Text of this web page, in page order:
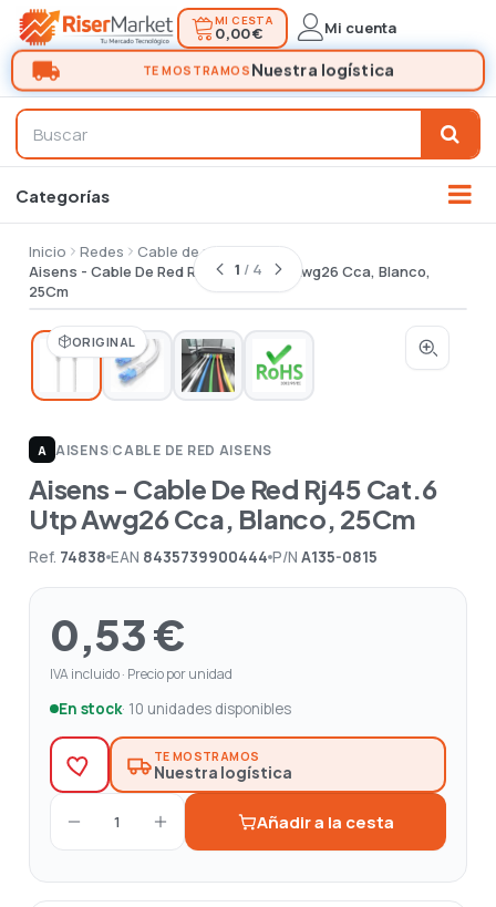
MI CESTA
0,00 € Mi cuenta
Inicio Redes
Cable de red
Aisens - Cable De Red Rj45 Cat.6 Utp Awg26 Cca, Blanco,
25Cm
ORIGINAL
1 / 4
A AISENS|CABLE DE RED AISENS
Aisens - Cable De Red Rj45 Cat.6
Utp Awg26 Cca, Blanco, 25Cm
Ref. 74838 EAN 8435739900444 P/N A135-0815
0,53 €
IVA incluido · Precio por unidad
En stock· 10 unidades disponibles
TE MOSTRAMOS
Nuestra logística
1 Añadir a la cesta